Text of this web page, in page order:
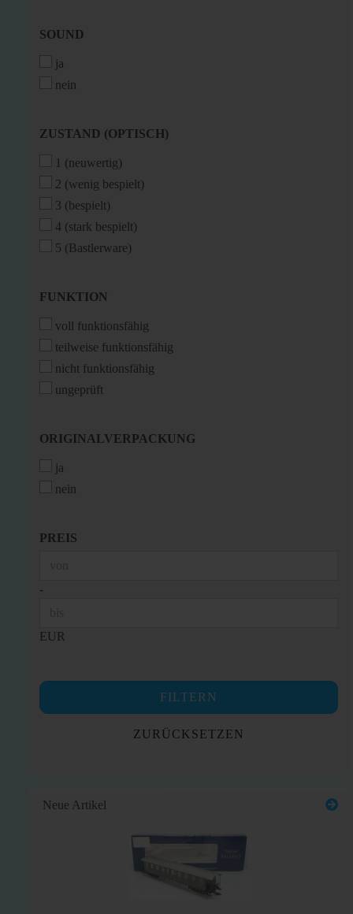
SOUND
SOUND
ja
nein
ZUSTAND
ZUSTAND (OPTISCH)
1 (neuwertig)
2 (wenig bespielt)
3 (bespielt)
4 (stark bespielt)
5 (Bastlerware)
FUNKTION
FUNKTION
voll funktionsfähig
teilweise funktionsfähig
nicht funktionsfähig
ungeprüft
ORIGINALVERPACKUNG
ORIGINALVERPACKUNG
ja
nein
PREIS
PREIS
-
EUR
FILTERN
ZURÜCKSETZEN
Neue Artikel